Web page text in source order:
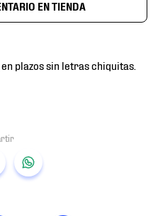
EN TIENDA